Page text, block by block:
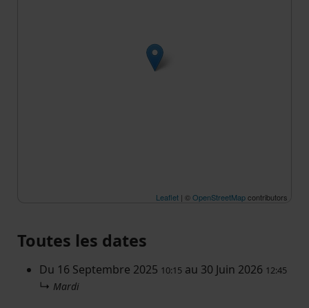
Leaflet | ©OpenStreetMapcontributors
Toutes les dates
Du 16 Septembre 2025 10:15 au 30 Juin 2026 12:45
↳ Mardi